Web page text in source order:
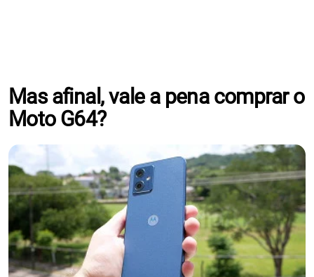
Mas afinal, vale a pena comprar o
Moto G64?